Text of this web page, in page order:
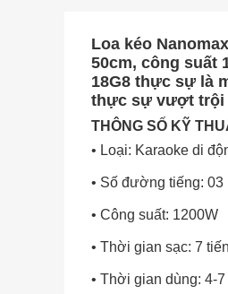
Loa kéo
50cm, công suất
18G8 thực sự là
thực sự vượt trội
THÔNG SỐ KỸ
• Loại: Karaoke di
• Số đường tiếng: 03
• Công suất: 1200W
• Thời gian sạc: 7
• Thời gian dùng: 4-7